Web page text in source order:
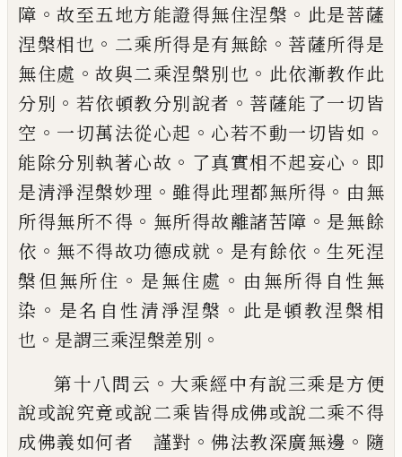
障 。故至五地方能證得無住涅槃 。 此是菩薩
涅槃相也 。 二乘所得是有無餘 。 菩薩所得是
無住處 。故與二乘涅槃別也 。 此依漸教作此
分別 。 若依頓教分別說者 。 菩薩能了一切皆
空 。 一切萬法從心起 。 心若不動一切皆如 。
能除分別執著心故 。 了真實相不起妄心 。 即
是清淨涅槃妙理 。雖得此理都無所得 。 由無
所得無所不得 。 無所得故離諸苦障 。 是無餘
依 。 無不得故功德成就 。 是有餘依 。生死涅
槃但無所住 。 是無住處 。 由無所得自性無
染 。 是名自性清淨涅槃 。 此是頓教涅槃相
也 。 是謂三乘涅槃差別 。
第十八問云 。 大乘經中有說三乘是方便
說或說究竟或說二乘皆得成佛或說二乘不得
成佛義如何者 謹對 。佛法教深廣無邊 。 隨